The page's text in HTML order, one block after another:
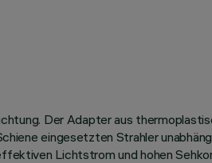
Der Adapter aus
eingesetzten Strahler
Lichtstrom und hohen